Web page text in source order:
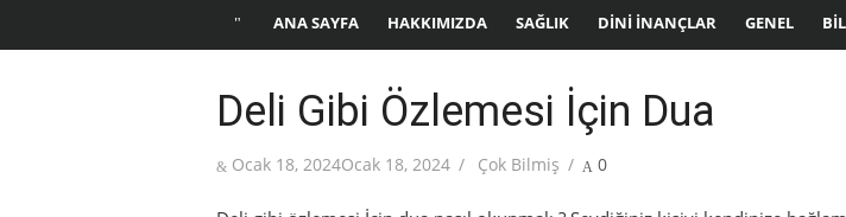
ANA SAYFA HAKKIMIZDA SAĞLIK DINI İNANÇLAR GENEL
Deli Gibi Özlemesi İçin Dua
Posted
Ocak 18, 2024Ocak 18, 2024 Author
Çok Bilmiş 0